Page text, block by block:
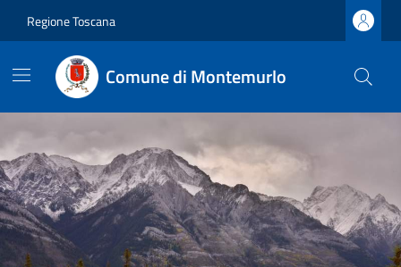
Regione Toscana
Comune di Montemurlo